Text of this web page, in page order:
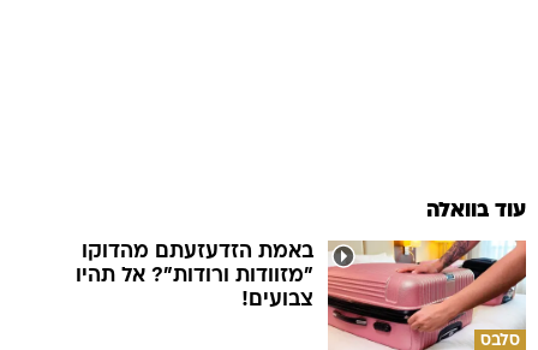
עוד בוואלה
סלבס
באמת הזדעזעתם מהדוקו
"מזוודות ורודות"? אל תהיו
צבועים!